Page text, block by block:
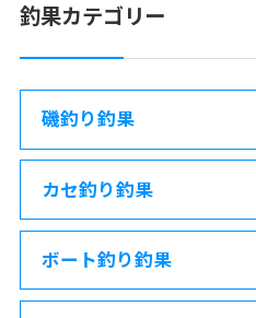
釣果カテゴリー
磯釣り釣果
カセ釣り釣果
ボート釣り釣果